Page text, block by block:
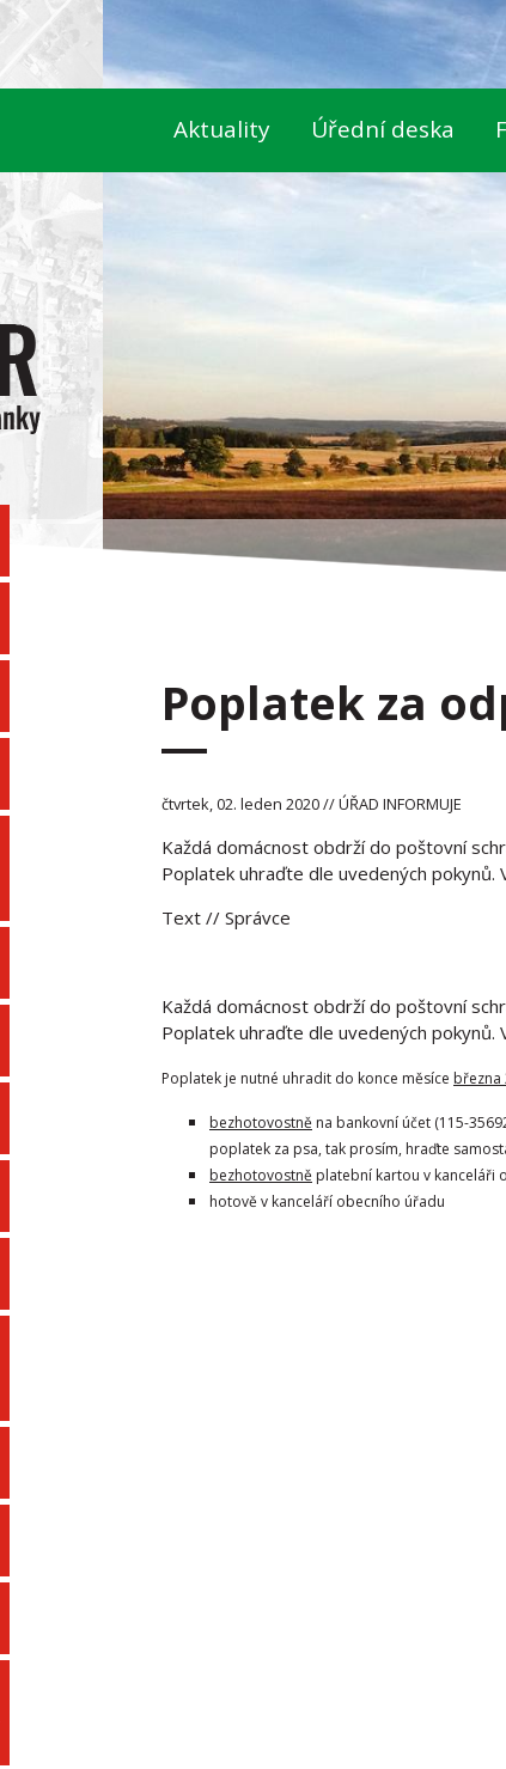
Aktuality Úřední deska
Poplatek za
čtvrtek, 02. leden 2020 // ÚŘAD INFORMUJE
Každá domácnost obdrží do poštovní
Poplatek uhraďte dle uvedených pokynů.
Text // Správce
Každá domácnost obdrží do poštovní
Poplatek uhraďte dle uvedených pokynů.
Poplatek je nutné uhradit do konce měsíce března
bezhotovostně na bankovní účet (115-
poplatek za psa, tak prosím, hraďte
bezhotovostně platební kartou v kanceláři
hotově v kanceláří obecního úřadu